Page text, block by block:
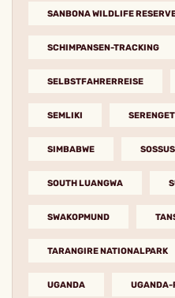
SANBONA WILDLIFE
SCHIMPANSEN-TRACKING
SELBSTFAHRERREISE
SEMLIKI
SIMBABWE
SOUTH LUANGWA
SWAKOPMUND
TARANGIRE NATIONALPARK
UGANDA UGANDA-